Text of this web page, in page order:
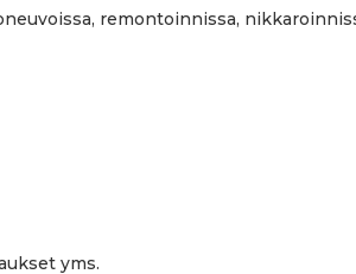
remontoinnissa,
yms.